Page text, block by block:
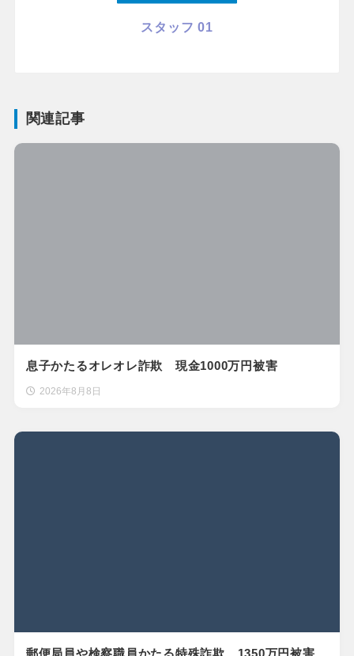
スタッフ 01
関連記事
息子かたるオレオレ詐欺 現金1000万円被害
2026年8月8日